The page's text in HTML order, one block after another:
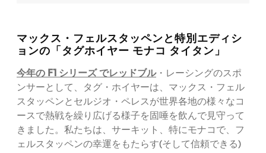
マックス・フェルスタッペンと特別エディシ
ョンの「タグホイヤー モナコ タイタン」
今年の F1 シリーズ でレッドブル・レーシングのスポ
ンサーとして、タグ・ホイヤーは、マックス・フェル
スタッペンとセルジオ・ペレスが世界各地の様々なコ
ースで熱戦を繰り広げる様子を固唾を飲んで見守って
きました。私たちは、サーキット、特にモナコで、フ
ェルスタッペンの幸運をもたらす(そして信頼できる)